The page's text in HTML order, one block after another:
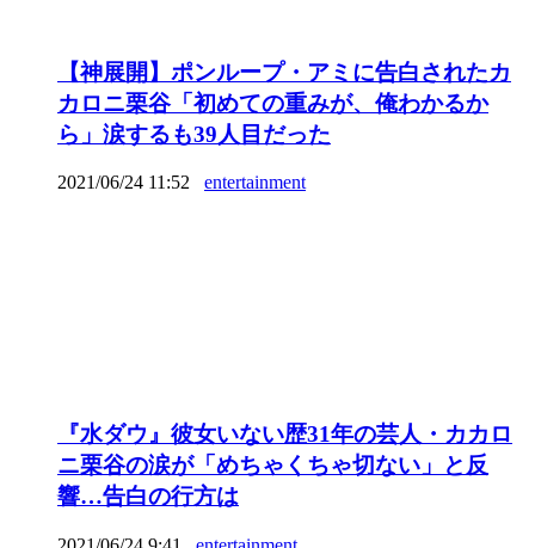
【神展開】ポンループ・アミに告白されたカ
カロニ栗谷「初めての重みが、俺わかるか
ら」涙するも39人目だった
2021/06/24 11:52 entertainment
『水ダウ』彼女いない歴31年の芸人・カカロ
ニ栗谷の涙が「めちゃくちゃ切ない」と反
響…告白の行方は